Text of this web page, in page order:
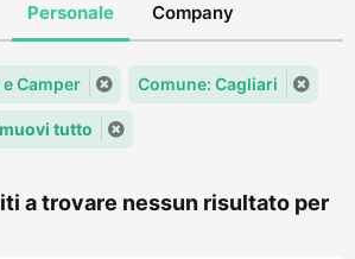
Personale Company
Camper Comune: Cagliari
tutto
a trovare nessun risultato per